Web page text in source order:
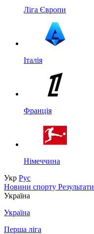
Ліга Європи
Італія
Франція
Німеччина
Укр Рус
Новини спорту Результати
Україна
Україна
Перша ліга